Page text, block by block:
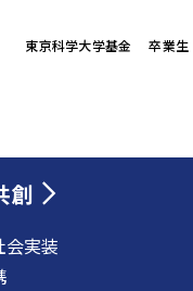
創
会実装
東京科学大学基金 卒業生